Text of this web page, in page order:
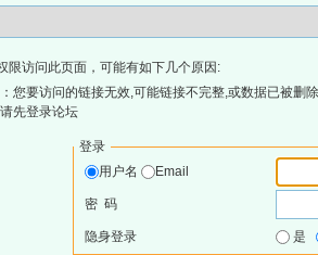
限访问此页面，可能有如下几个原因:
您要访问的链接无效,可能链接不完整,或数据已被删
先登录论坛
登录
用户名
Email
密 码
隐身登录 是